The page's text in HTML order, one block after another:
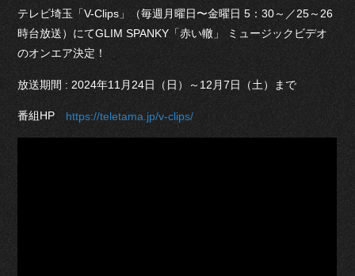
テレビ埼玉「V-Clips」（毎週月曜日〜金曜日 5：30～／25～26
時台放送）にてGLIM SPANKY「赤い轍」 ミュージックビデオ
のオンエア決定！
放送期間 : 2024年11月24日（日）～12月7日（土）まで
番組HP https://teletama.jp/v-clips/